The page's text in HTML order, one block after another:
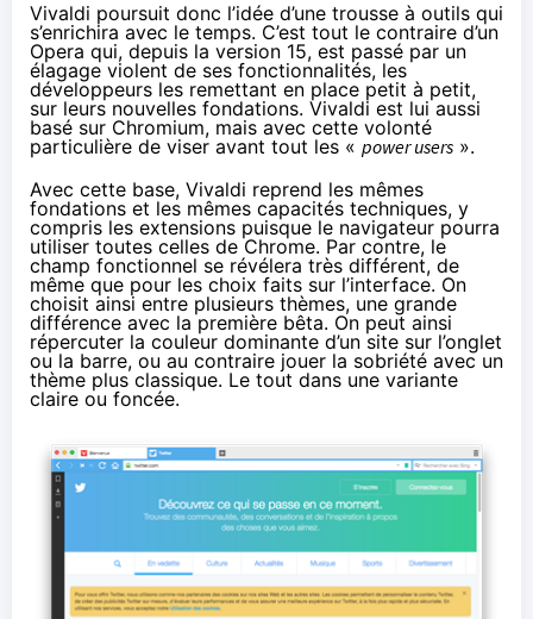
Vivaldi poursuit donc l’idée d’une trousse à outils qui
s’enrichira avec le temps. C’est tout le contraire d’un
Opera qui, depuis la version 15, est passé par un
élagage violent de ses fonctionnalités, les
développeurs les remettant en place petit à petit,
sur leurs nouvelles fondations. Vivaldi est lui aussi
basé sur Chromium, mais avec cette volonté
particulière de viser avant tout les « power users ».
Avec cette base, Vivaldi reprend les mêmes
fondations et les mêmes capacités techniques, y
compris les extensions puisque le navigateur pourra
utiliser toutes celles de Chrome. Par contre, le
champ fonctionnel se révélera très différent, de
même que pour les choix faits sur l’interface. On
choisit ainsi entre plusieurs thèmes, une grande
différence avec la première bêta. On peut ainsi
répercuter la couleur dominante d’un site sur l’onglet
ou la barre, ou au contraire jouer la sobriété avec un
thème plus classique. Le tout dans une variante
claire ou foncée.